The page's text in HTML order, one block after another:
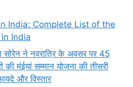
India: Complete List of the
India
ने नवरात्रि के अवसर पर 45
मंईयां सम्मान योजना की तीसरी
और विस्तार